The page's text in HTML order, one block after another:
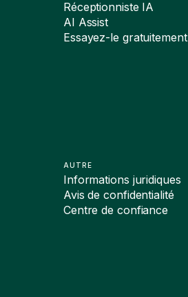
Réceptionniste IA
AI Assist
Essayez-le gratuitement
AUTRE
Informations juridiques
Avis de confidentialité
Centre de confiance